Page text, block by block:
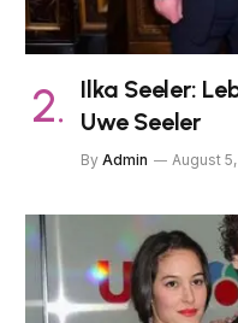
Ilka Seeler:
Uwe Seeler
By Admin August